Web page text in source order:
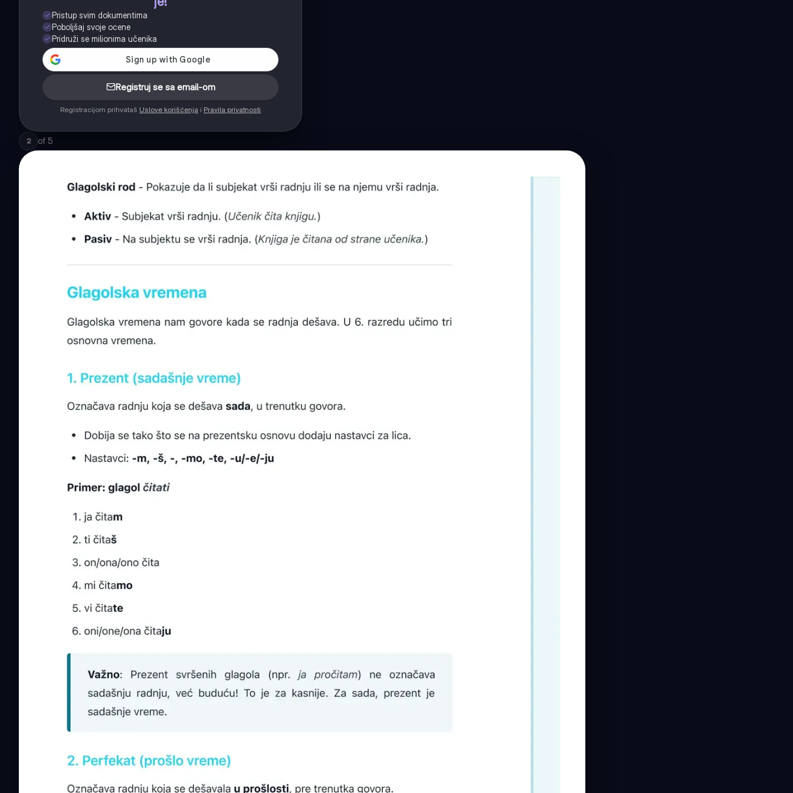
Pristup svim dokumentima
Poboljšaj svoje ocene
Pridruži se milionima učenika
Registruj se sa email-om
Registracijom prihvataš Uslove korišćenja i Pravila privatnosti
2 of 5